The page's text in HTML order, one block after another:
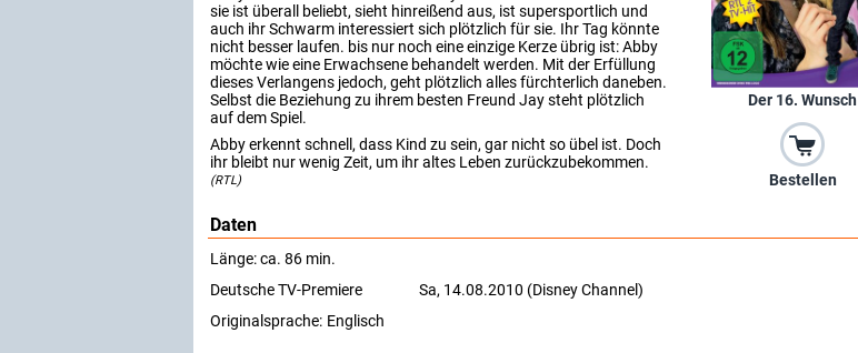
Der 16. Wunsch
Bestellen
sie ist überall beliebt, sieht hinreißend aus, ist supersportlich und
auch ihr Schwarm interessiert sich plötzlich für sie. Ihr Tag könnte
nicht besser laufen. bis nur noch eine einzige Kerze übrig ist: Abby
möchte wie eine Erwachsene behandelt werden. Mit der Erfüllung
dieses Verlangens jedoch, geht plötzlich alles fürchterlich daneben.
Selbst die Beziehung zu ihrem besten Freund Jay steht plötzlich
auf dem Spiel.
Abby erkennt schnell, dass Kind zu sein, gar nicht so übel ist. Doch
ihr bleibt nur wenig Zeit, um ihr altes Leben zurückzubekommen.
(RTL)
Daten
Länge: ca. 86 min.
Deutsche TV-Premiere
Sa, 14.08.2010 (Disney Channel)
Originalsprache: Englisch